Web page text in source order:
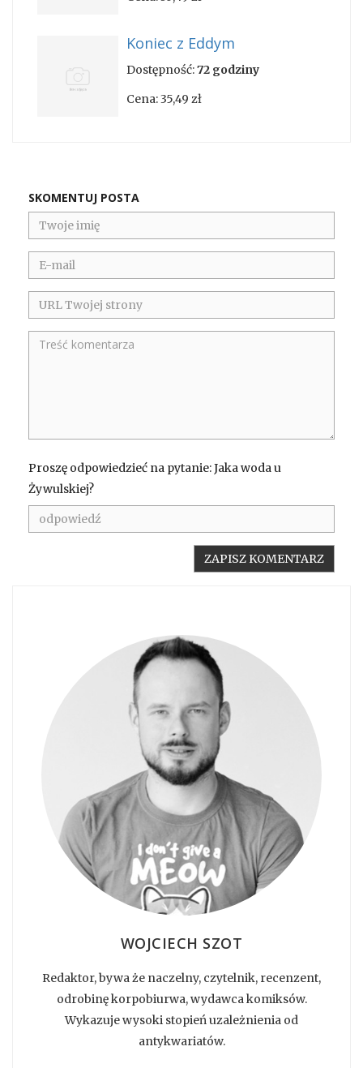
Koniec z Eddym
Dostępność:72 godziny
Cena:35,49 zł
SKOMENTUJ POSTA
Proszę odpowiedzieć na pytanie: Jaka woda u
Żywulskiej?
WOJCIECH SZOT
Redaktor, bywa że naczelny, czytelnik, recenzent,
odrobinę korpobiurwa, wydawca komiksów.
Wykazuje wysoki stopień uzależnienia od
antykwariatów.